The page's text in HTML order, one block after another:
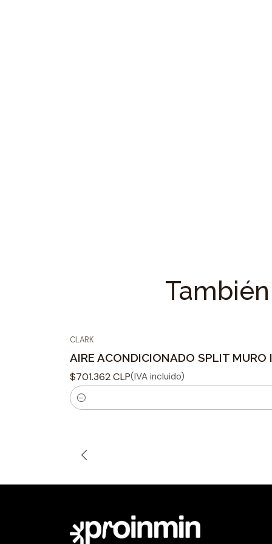
CLARK
AIRE ACONDICIONADO SPLIT
$701.362 CLP(IVA incluido)
C
d